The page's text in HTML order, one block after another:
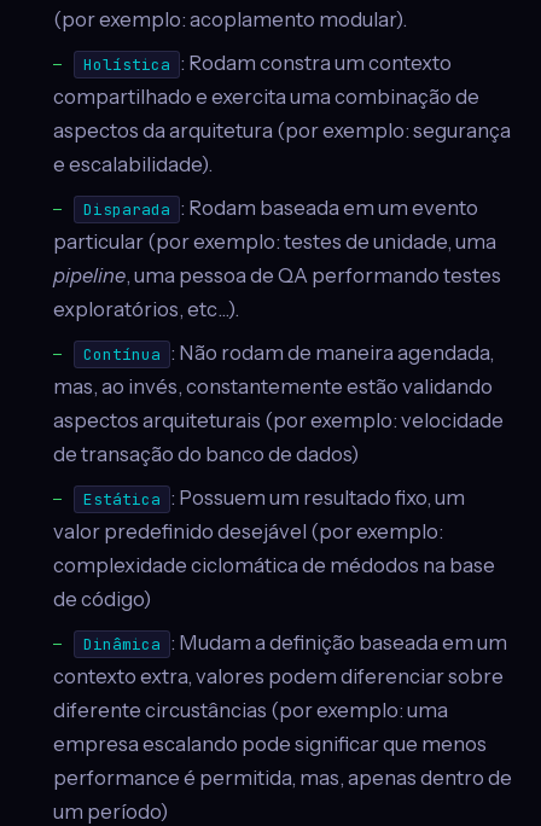
(por exemplo: acoplamento modular).
Holística : Rodam constra um contexto
compartilhado e exercita uma combinação de
aspectos da arquitetura (por exemplo: segurança
e escalabilidade).
Disparada : Rodam baseada em um evento
particular (por exemplo: testes de unidade, uma
pipeline, uma pessoa de QA performando testes
exploratórios, etc…).
Contínua : Não rodam de maneira agendada,
mas, ao invés, constantemente estão validando
aspectos arquiteturais (por exemplo: velocidade
de transação do banco de dados)
Estática : Possuem um resultado fixo, um
valor predefinido desejável (por exemplo:
complexidade ciclomática de médodos na base
de código)
Dinâmica : Mudam a definição baseada em um
contexto extra, valores podem diferenciar sobre
diferente circustâncias (por exemplo: uma
empresa escalando pode significar que menos
performance é permitida, mas, apenas dentro de
um período)